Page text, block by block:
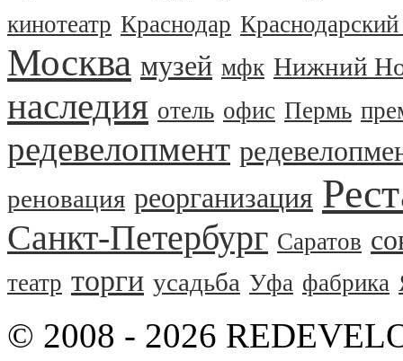
кинотеатр Краснодар
Москва музей мфк Нижний
наследия отель офис Пермь
редевелопмент
реновация реорганизация
Санкт-Петербург Саратов
театр торги усадьба Уфа фабрика
© 2008 - 2026